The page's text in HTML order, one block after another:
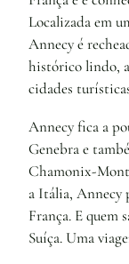
Localizada em
Annecy é
histórico lindo,
cidades
Annecy fica a
Genebra e
Chamonix-
a Itália, Annecy
França. E quem
Suíça. Uma